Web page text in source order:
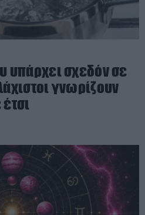
υπάρχει σχεδόν σε
γνωρίζουν